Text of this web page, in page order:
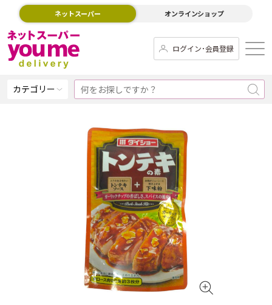
ネットスーパー オンラインショップ
ログイン･会員登録
カテゴリー